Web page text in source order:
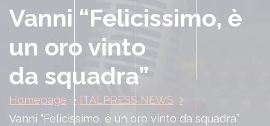
Vanni “Felicissimo, è
un oro vinto
da squadra”
Homepage
ITALPRESS NEWS
Vanni “Felicissimo, è un oro vinto da squadra”